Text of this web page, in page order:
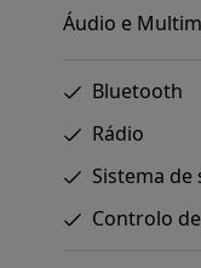
Áudio e
Bluetooth
Rádio
Sistema de
Controlo